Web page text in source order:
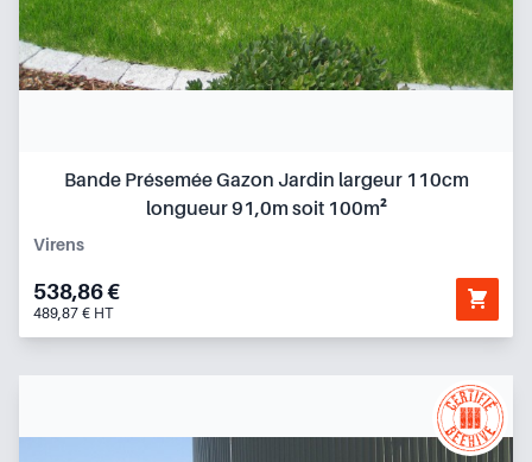
Bande Présemée Gazon Jardin largeur 110cm
longueur 91,0m soit 100m²
Virens
538,86 €
489,87 € HT